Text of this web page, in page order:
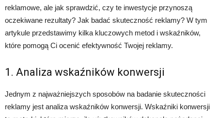
reklamowe, ale jak sprawdzić, czy te inwestycje przynoszą
oczekiwane rezultaty? Jak badać skuteczność reklamy? W tym
artykule przedstawimy kilka kluczowych metod i wskaźników,
które pomogą Ci ocenić efektywność Twojej reklamy.
1. Analiza wskaźników konwersji
Jednym z najważniejszych sposobów na badanie skuteczności
reklamy jest analiza wskaźników konwersji. Wskaźniki konwersji